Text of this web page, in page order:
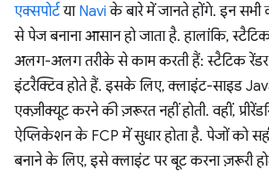
एक्सपोर्टया Navi के बारे में जानते होंगे. इन सभी
से पेज बनाना आसान हो जाता है. हालांकि, स्टैटिक
अलग-अलग तरीके से काम करती हैं: स्टैटिक
इंटरैक्टिव होते हैं. इसके लिए, क्लाइंट-साइड
एक्ज़ीक्यूट करने की ज़रूरत नहीं होती. वहीं,
ऐप्लिकेशन के FCP में सुधार होता है. पेजों को
बनाने के लिए, इसे क्लाइंट पर बूट करना ज़रूरी